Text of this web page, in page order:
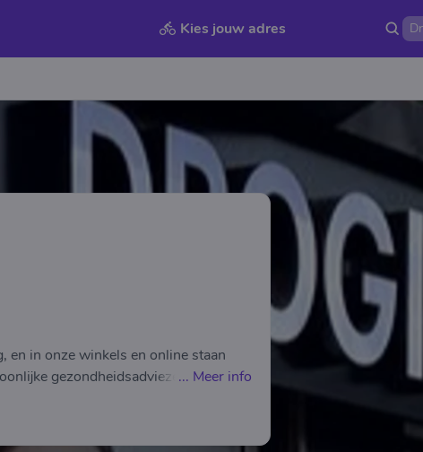
Kies jouw adres
en in onze winkels en online staan
gezondheidsadviezen
opnemen tijdens onze
Staan altijd voor u
... Meer info